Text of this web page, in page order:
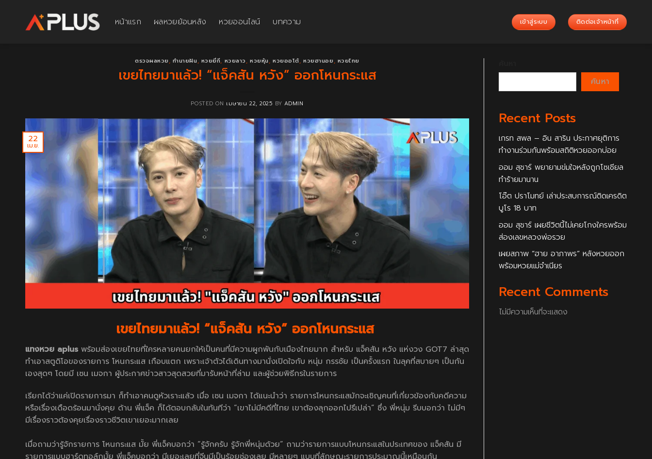
content
หน้าแรก ผลหวยย้อนหลัง หวยออนไลน์ บทความ เข้าสู่ระบบ ติดต่อเจ้าหน้าที่
ตรวจผลหวย,ทำนายฝัน, หวยยี่กี, หวยลาว,หวยหุ้น, หวยออโต้,หวยฮานอย, หวยไทย
เขยไทยมาแล้ว! “แจ็คสัน หวัง” ออกโหนกระแส
POSTED ON เมษายน 22, 2025 BY ADMIN
22
เม.ย.
เขยไทยมาแล้ว! “แจ็คสัน หวัง” ออกโหนกระแส
แทงหวย aplus พร้อมส่องเขยไทยที่ใครหลายคนยกให้เป็นคนที่มีความผูกพันกับเมืองไทยมาก สำหรับ แจ็คสัน หวัง แห่งวง GOT7 ล่าสุด
ทำเอาสตูดิโอของรายการ โหนกระแส เกือบแตก เพราะเจ้าตัวได้เดินทางมานั่งเปิดใจกับ หนุ่ม กรรชัย เป็นครั้งแรก ในลุคที่สบายๆ เป็นกัน
เองสุดๆ โดยมี เซน เมจกา ผู้ประกาศข่าวสาวสุดสวยที่มารับหน้าที่ล่าม และผู้ช่วยพิธีกรในรายการ
เรียกได้ว่าแค่เปิดรายการมา ก็ทำเอาคนดูหัวเราะแล้ว เมื่อ เซน เมจกา ได้แนะนำว่า รายการโหนกระแสมักจะเชิญคนที่เกี่ยวข้องกับคดีความ
หรือเรื่องเดือดร้อนมานั่งคุย ด้าน พี่แจ็ค ก็ได้ตอบกลับในทันทีว่า “เขาไม่มีคดีที่ไทย เขาต้องลุกออกไปรึเปล่า” ซึ่ง พี่หนุ่ม รีบบอกว่า ไม่มีๆ
มีเรื่องราวต้องคุยเรื่องราวชีวิตเขาเยอะมากเลย
เมื่อถามว่ารู้จักรายการ โหนกระแส มั้ย พี่แจ็คบอกว่า “รู้จักครับ รู้จักพี่หนุ่มด้วย” ถามว่ารายการแบบโหนกระแสในประเทศของ แจ็คสัน มี
ค้นหา
Recent Posts
เกรท สพล – อิน สาริน ประกาศยุติการ
ทำงานร่วมกันพร้อมสถิติหวยออกบ่อย
ออม สุชาร์ พยายามข่มใจหลังถูกโซเชียล
ทำร้ายมานาน
โอ๊ต ปราโมทย์ เล่าประสบการณ์ติดเครดิต
บูโร 18 บาท
ออม สุชาร์ เผยชีวิตนี้ไม่เคยโกงใครพร้อม
ส่องเลขหลวงพ่อรวย
เผยสภาพ “ฮาย อาภาพร” หลังหวยออก
พร้อมหวยแม่จำเนียร
Recent Comments
ไม่มีความเห็นที่จะแสดง